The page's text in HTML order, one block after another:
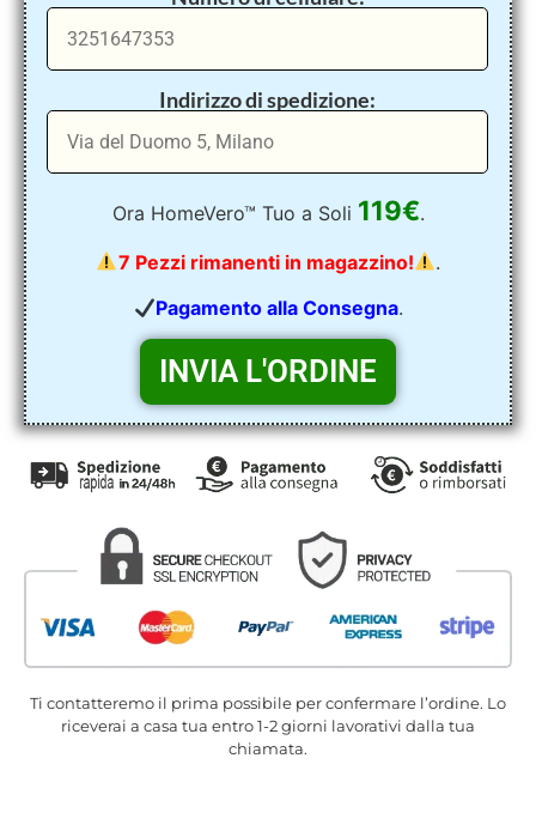
Indirizzo di spedizione:
Ora HomeVero™ Tuo a Soli 119€.
7 Pezzi rimanenti in magazzino!
.
Pagamento alla Consegna.
Ti contatteremo il prima possibile per confermare l’ordine. Lo
riceverai a casa tua entro 1-2 giorni lavorativi dalla tua
chiamata.